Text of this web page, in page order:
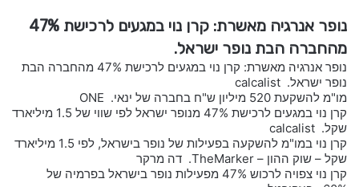
נופר אנרגיה מאשרת: קרן נוי במגעים לרכישת 47%
מהחברה הבת נופר ישראל.
נופר אנרגיה מאשרת: קרן נוי במגעים לרכישת 47% מהחברה הבת
נופר ישראל. calcalist
מו"מ להשקעת 520 מיליון ש"ח בחברה של ינאי. ONE
קרן נוי במגעים לרכישת 47% מנופר ישראל לפי שווי של 1.5 מיליארד
שקל. calcalist
קרן נוי במו"מ להשקעה בפעילות של נופר בישראל, לפי 1.5 מיליארד
שקל – שוק ההון – TheMarker. דה מרקר
קרן נוי צפויה לרכוש 47% מפעילות נופר בישראל בפרמיה של